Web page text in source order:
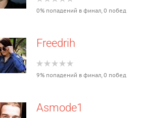
0% попадений в финал, 0 побед
Freedrih
9% попадений в финал, 0 побед
Asmode1